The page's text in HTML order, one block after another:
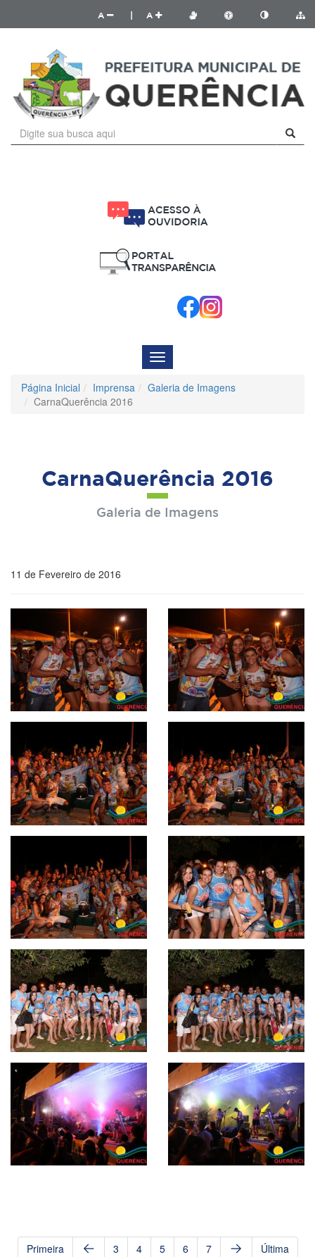
A A
Menu
de
Navegação
Página Inicial Imprensa
Galeria de Imagens
CarnaQuerência 2016
CarnaQuerência 2016
Galeria de Imagens
11 de Fevereiro de 2016
Primeira 3 4 5 6 7 Última